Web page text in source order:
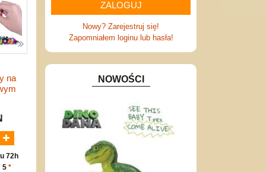
na
72h
5 *
Nowy? Zarejestruj się!
Zapomniałem loginu lub hasła!
NOWOŚCI